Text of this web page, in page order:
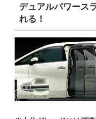
デュアルパワース
れる！